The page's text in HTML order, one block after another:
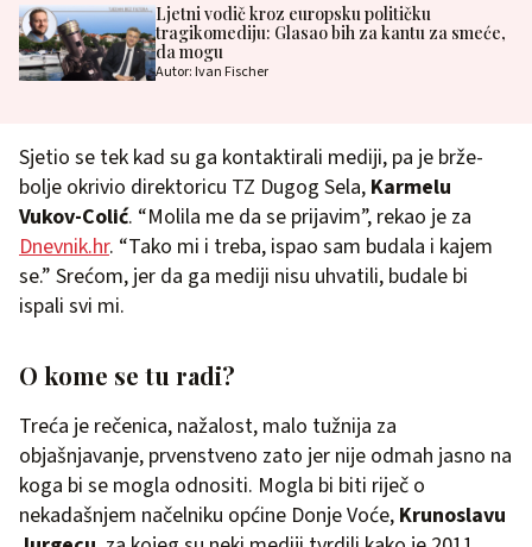
Ljetni vodič kroz europsku političku
tragikomediju: Glasao bih za kantu za smeće,
da mogu
Autor: Ivan Fischer
Sjetio se tek kad su ga kontaktirali mediji, pa je brže-
bolje okrivio direktoricu TZ Dugog Sela, Karmelu
Vukov-Colić. “Molila me da se prijavim”, rekao je za
Dnevnik.hr. “Tako mi i treba, ispao sam budala i kajem
se.” Srećom, jer da ga mediji nisu uhvatili, budale bi
ispali svi mi.
O kome se tu radi?
Treća je rečenica, nažalost, malo tužnija za
objašnjavanje, prvenstveno zato jer nije odmah jasno na
koga bi se mogla odnositi. Mogla bi biti riječ o
nekadašnjem načelniku općine Donje Voće, Krunoslavu